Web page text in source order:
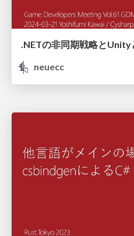
.NETの非同期戦略とUnity
neuecc